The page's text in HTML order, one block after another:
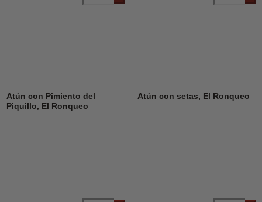
Atún con Pimiento del
Piquillo, El Ronqueo
Atún con setas, El Ronqueo